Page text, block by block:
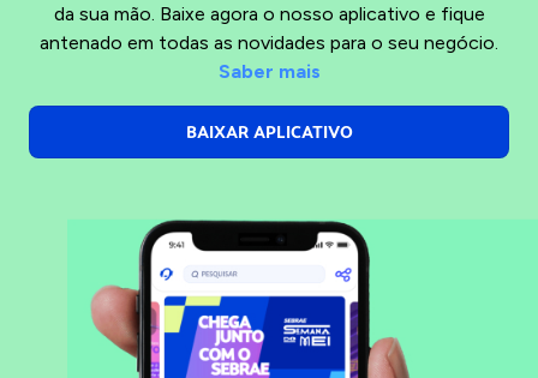
da sua mão. Baixe agora o nosso aplicativo e fique
antenado em todas as novidades para o seu negócio.
Saber mais
BAIXAR APLICATIVO